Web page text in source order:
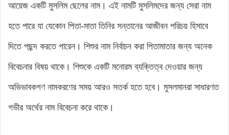
আয়েজ একটি মুসলিম ছেলের নাম। এই নামটি মুসলিমদের জন্য সেরা নাম
হতে পারে যা যেকোন পিতা-মাতা তিনির সন্তানের আজীবন পরিচয় হিসাবে
দিতে পছন্দ করতে পারেন। শিশুর নাম নির্বাচন করা পিতামাতার জন্য অনেক
বিবেচনার বিষয় থাকে। শিশুকে একটি মনোরম ব্যক্তিত্ব দেওয়ার জন্য
অভিভাবকগণ নামকরণের সময় আরও সতর্ক হতে হবে। মুসলমানরা সাধারণত
গভীর অর্থের নাম বিবেচনা করে থাকে।